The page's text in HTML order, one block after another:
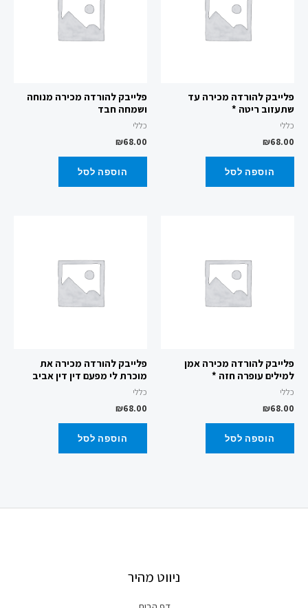
פלייבק להורדה מכירה עד
שתעזוב ריטה *
כללי
₪68.00
הוספה לסל
פלייבק להורדה מכירה מנוחה
ושמחה חבד
כללי
₪68.00
הוספה לסל
פלייבק להורדה מכירה אמן
למילים עופרה חזה *
כללי
₪68.00
הוספה לסל
פלייבק להורדה מכירה את
מוכרת לי מפעם דין דין אביב
כללי
₪68.00
הוספה לסל
ניווט מהיר